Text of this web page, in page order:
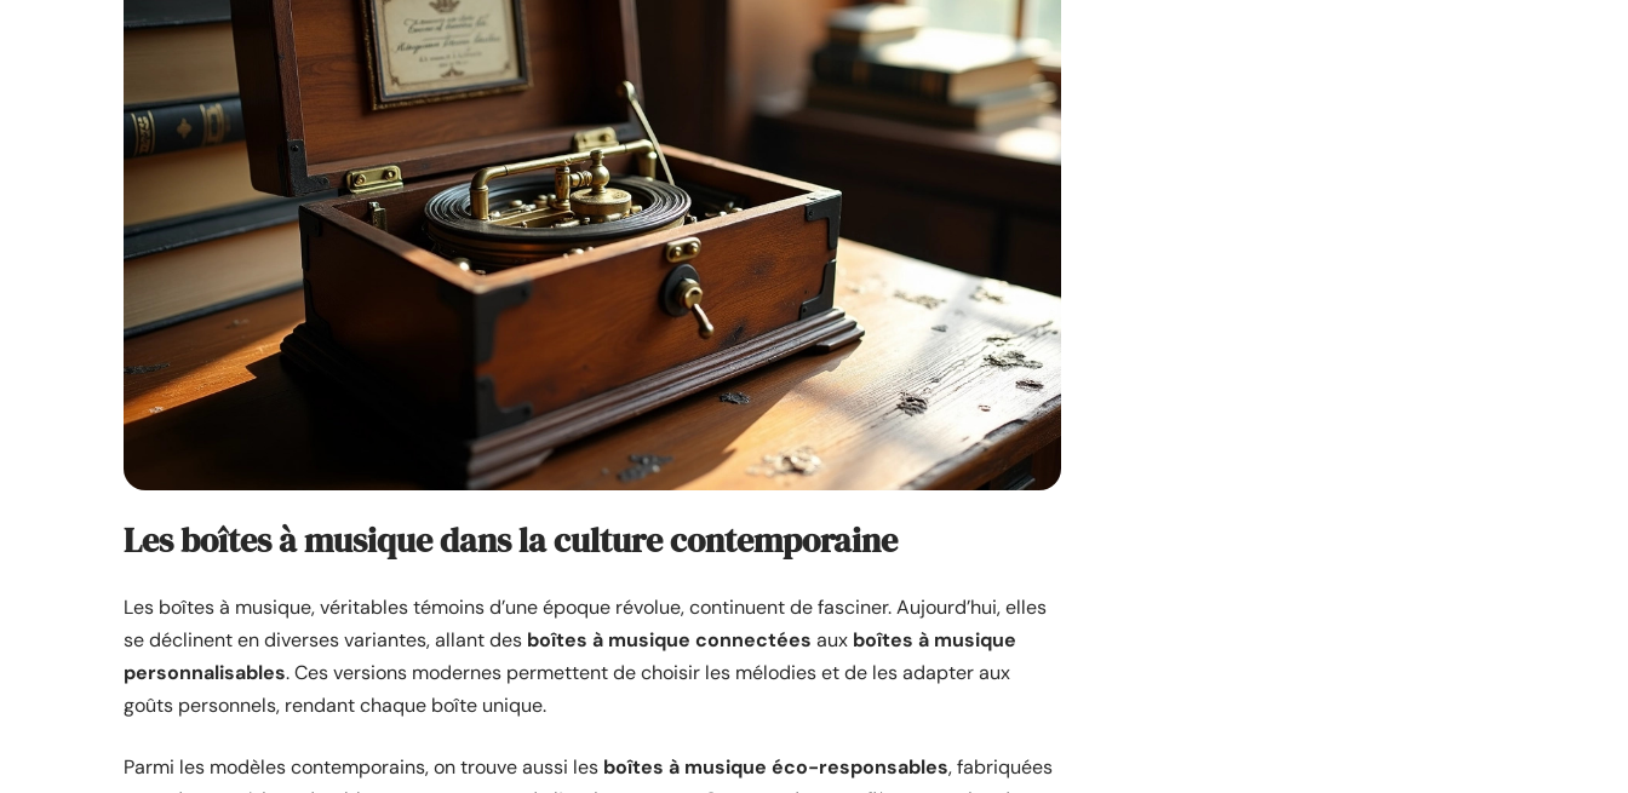
Les boîtes à musique dans la culture contemporaine
Les boîtes à musique, véritables témoins d’une époque révolue, continuent de fasciner. Aujourd’hui, elles
se déclinent en diverses variantes, allant des boîtes à musique connectées aux boîtes à musique
personnalisables. Ces versions modernes permettent de choisir les mélodies et de les adapter aux
goûts personnels, rendant chaque boîte unique.
Parmi les modèles contemporains, on trouve aussi les boîtes à musique éco-responsables, fabriquées